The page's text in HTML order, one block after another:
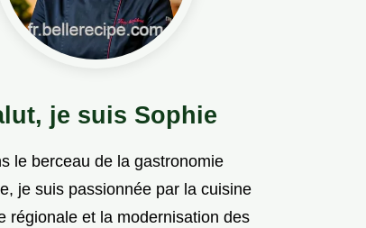
je suis Sophie
le berceau de la gastronomie
je suis passionnée par la cuisine
régionale et la modernisation des